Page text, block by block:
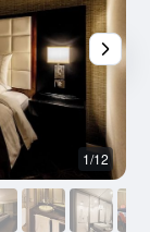
1/12